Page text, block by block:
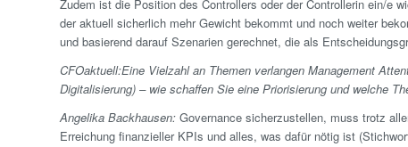
Zudem ist die Position des Controllers oder der Controllerin ein/e
der aktuell sicherlich mehr Gewicht bekommt und noch weiter
und basierend darauf Szenarien gerechnet, die als
CFOaktuell:Eine Vielzahl an Themen verlangen Management
Digitalisierung) – wie schaffen Sie eine Priorisierung und welche
Angelika Backhausen: Governance sicherzustellen, muss trotz
Erreichung finanzieller KPIs und alles, was dafür nötig ist